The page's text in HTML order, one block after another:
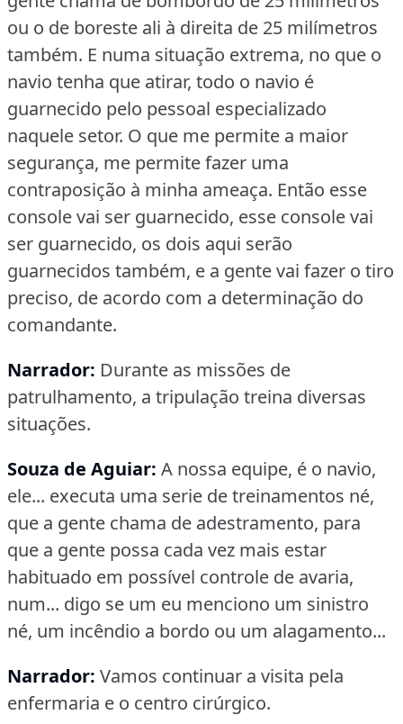
ou o de boreste ali à direita de 25 milímetros
também. E numa situação extrema, no que o
navio tenha que atirar, todo o navio é
guarnecido pelo pessoal especializado
naquele setor. O que me permite a maior
segurança, me permite fazer uma
contraposição à minha ameaça. Então esse
console vai ser guarnecido, esse console vai
ser guarnecido, os dois aqui serão
guarnecidos também, e a gente vai fazer o tiro
preciso, de acordo com a determinação do
comandante.
Narrador: Durante as missões de
patrulhamento, a tripulação treina diversas
situações.
Souza de Aguiar: A nossa equipe, é o navio,
ele... executa uma serie de treinamentos né,
que a gente chama de adestramento, para
que a gente possa cada vez mais estar
habituado em possível controle de avaria,
num... digo se um eu menciono um sinistro
né, um incêndio a bordo ou um alagamento...
Narrador: Vamos continuar a visita pela
enfermaria e o centro cirúrgico.